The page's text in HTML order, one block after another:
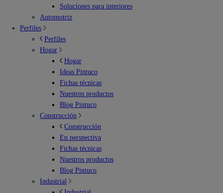
Soluciones para interiores
Automotriz
Perfiles
Perfiles
Hogar
Hogar
Ideas Pintuco
Fichas técnicas
Nuestros productos
Blog Pintuco
Construcción
Construcción
En perspectiva
Fichas técnicas
Nuestros productos
Blog Pintuco
Industrial